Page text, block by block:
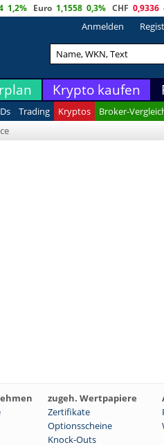
1,2% Euro 1,1558 0,3% CHF 0,9336
Anmelden
Krypto kaufen
Trading Kryptos
Broker-
zugeh. Wertpapiere
Zertifikate
Optionsscheine
Knock-Outs